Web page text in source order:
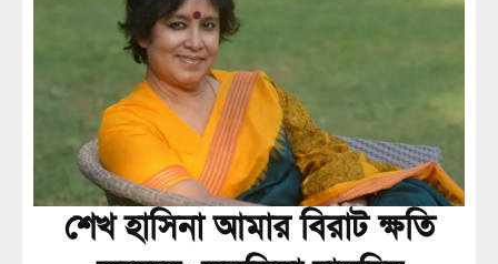
শেখ হাসিনা আমার বিরাট ক্ষতি